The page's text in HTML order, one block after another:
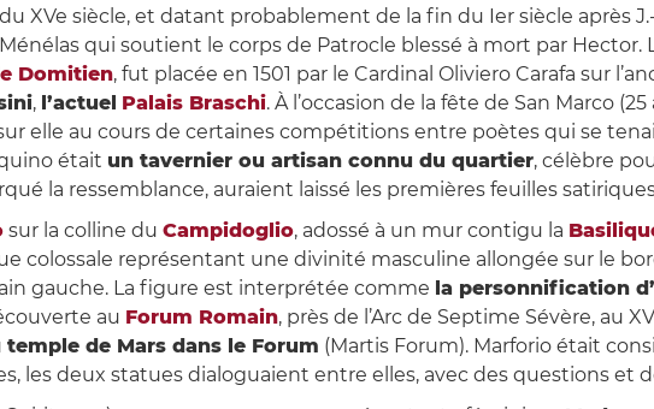
XVe siècle, et datant probablement de la fin du Ier siècle après
qui soutient le corps de Patrocle blessé à mort par
Domitien, fut placée en 1501 par le Cardinal Oliviero Carafa sur
, l’actuel Palais Braschi. À l’occasion de la fête de San Marco
elle au cours de certaines compétitions entre poètes qui se
était un tavernier ou artisan connu du quartier, célèbre
la ressemblance, auraient laissé les premières feuilles
sur la colline du Campidoglio, adossé à un mur contigu la
colossale représentant une divinité masculine allongée sur le
gauche. La figure est interprétée comme la personnification
au Forum Romain, près de l’Arc de Septime Sévère, au
temple de Mars dans le Forum (Martis Forum). Marforio était
les deux statues dialoguaient entre elles, avec des questions et